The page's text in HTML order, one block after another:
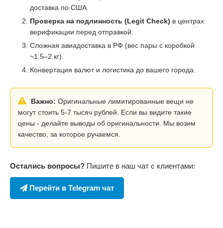
доставка по США.
Проверка на подлинность (Legit Check) в центрах
верификации перед отправкой.
Сложная авиадоставка в РФ (вес пары с коробкой
~1.5–2 кг).
Конвертация валют и логистика до вашего города.
Важно: Оригинальные лимитированные вещи не
могут стоить 5-7 тысяч рублей. Если вы видите такие
цены - делайте выводы об оригинальности. Мы возим
качество, за которое ручаемся.
Остались вопросы? Пишите в наш чат с клиентами:
Перейти в Telegram чат